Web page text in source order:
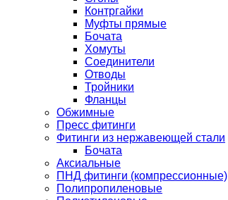
Контргайки
Муфты прямые
Бочата
Хомуты
Соединители
Отводы
Тройники
Фланцы
Обжимные
Пресс фитинги
Фитинги из нержавеющей стали
Бочата
Аксиальные
ПНД фитинги (компрессионные)
Полипропиленовые